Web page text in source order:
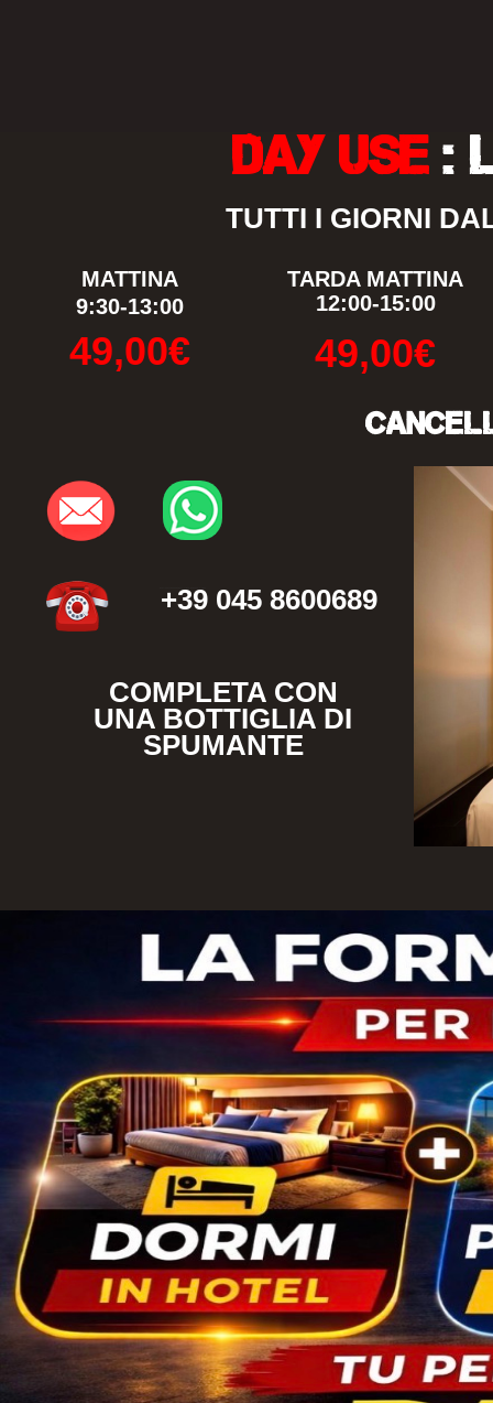
MATTINA
9:30-13:00
49,00€
TUTTI I GIORNI
DAY USE:
TARDA MATTINA
12:00-15:00
49,00€
COMPLETA CON
UNA BOTTIGLIA DI
SPUMANTE
+39 045 8600689